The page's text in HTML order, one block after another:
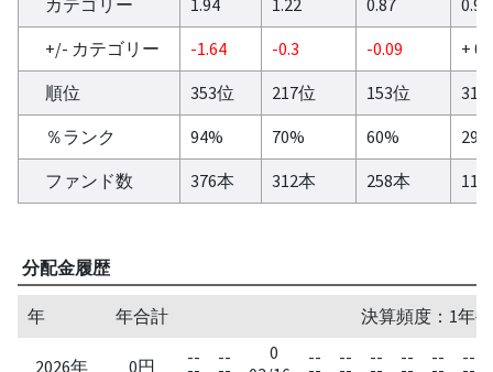
+/- カテゴリー
-1.64 -0.3 -0.09
+
順位
353位 217位 153位
31
％ランク
94% 70% 60%
29%
ファンド数
376本 312本 258本 110
分配金履歴
年 年合計 決算頻度：1年
2026年 0円 -- --
0
-- -- -- -- -- --